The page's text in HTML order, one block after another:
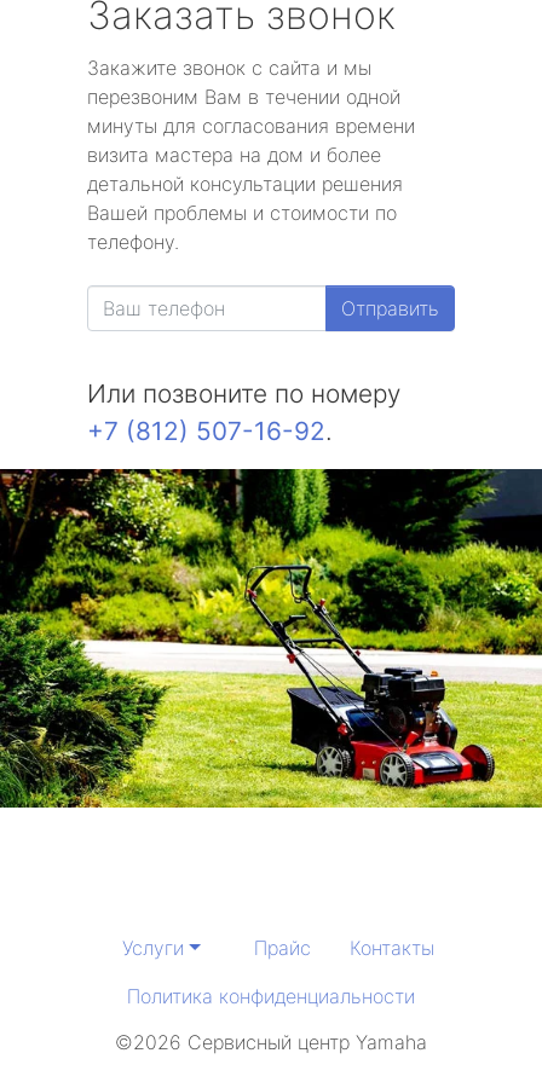
Заказать звонок
Закажите звонок с сайта и мы
перезвоним Вам в течении одной
минуты для согласования времени
визита мастера на дом и более
детальной консультации решения
Вашей проблемы и стоимости по
телефону.
Отправить
Или позвоните по номеру
+7 (812) 507-16-92.
Услуги Прайс
Контакты
Политика конфиденциальности
©2026 Сервисный центр Yamaha